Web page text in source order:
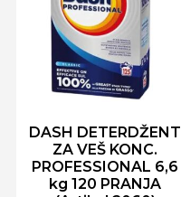
DASH DETERDŽENT
ZA VEŠ KONC.
PROFESSIONAL 6,6
kg 120 PRANJA